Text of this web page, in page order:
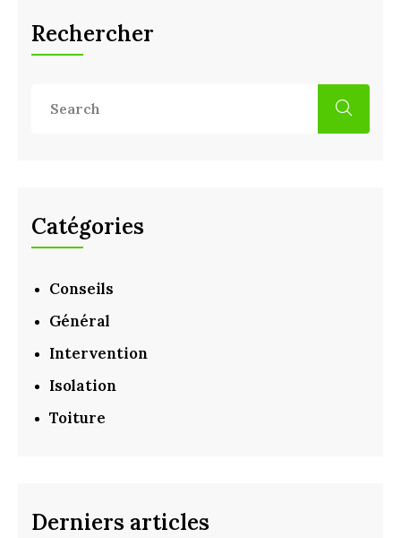
Rechercher
Catégories
Conseils
Général
Intervention
Isolation
Toiture
Derniers articles